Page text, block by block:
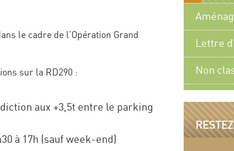
le cadre de l’Opération Grand
sur la RD290 :
aux +3,5t entre le parking
à 17h (sauf week-end)
Lettre
Non